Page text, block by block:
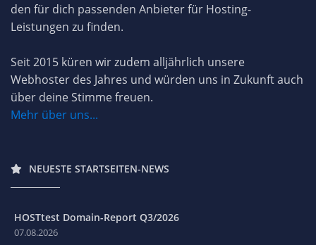
den für dich passenden Anbieter für Hosting-
Leistungen zu finden.
Seit 2015 küren wir zudem alljährlich unsere
Webhoster des Jahres und würden uns in Zukunft auch
über deine Stimme freuen.
Mehr über uns...
NEUESTE STARTSEITEN-NEWS
HOSTtest Domain-Report Q3/2026
07.08.2026